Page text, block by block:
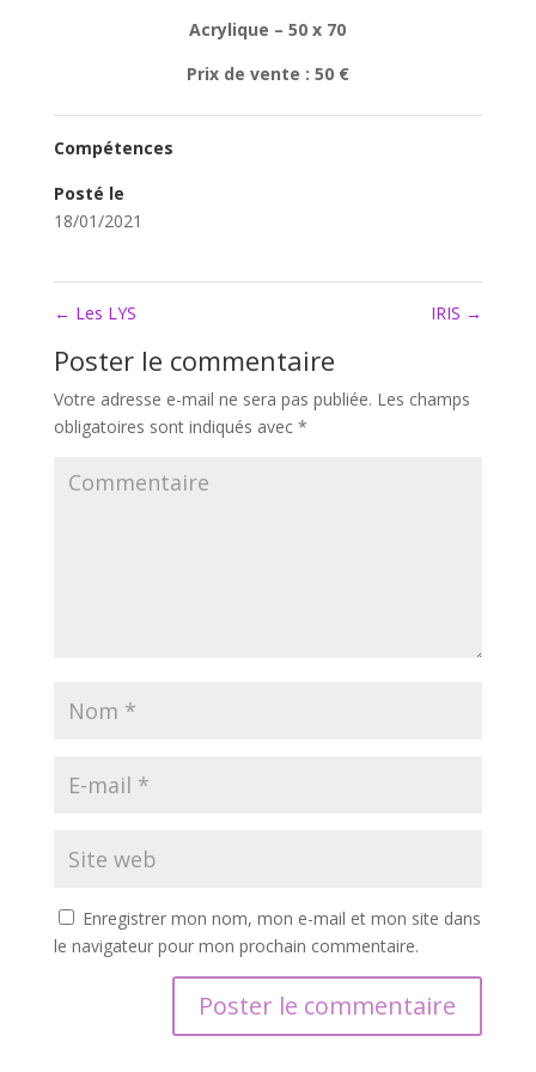
Acrylique – 50 x 70
Prix de vente : 50 €
Compétences
Posté le
18/01/2021
← Les LYS IRIS →
Poster le commentaire
Votre adresse e-mail ne sera pas publiée. Les champs
obligatoires sont indiqués avec *
Enregistrer mon nom, mon e-mail et mon site dans
le navigateur pour mon prochain commentaire.